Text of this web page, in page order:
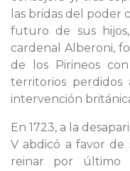
las bridas del poder
futuro de sus
cardenal Alberoni,
de los Pirineos
territorios
intervención
En 1723, a la
V abdicó a favor de
reinar por último